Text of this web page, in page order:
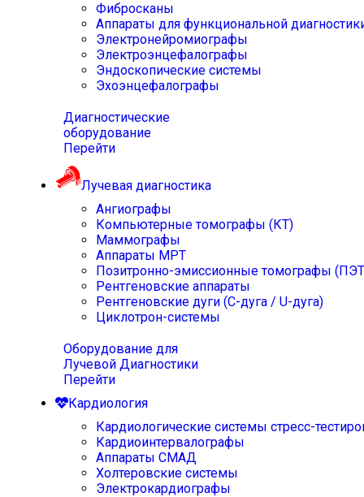
Фибросканы
Аппараты для функциональной
Электронейромиографы
Электроэнцефалографы
Эндоскопические системы
Эхоэнцефалографы
Диагностические
оборудование
Перейти
Лучевая диагностика
Ангиографы
Компьютерные томографы (КТ)
Маммографы
Аппараты МРТ
Позитронно-эмиссионные томографы
Рентгеновские аппараты
Рентгеновские дуги (С-дуга / U-дуга)
Циклотрон-системы
Оборудование для
Лучевой Диагностики
Перейти
Кардиология
Кардиологические системы стресс-
Кардиоинтервалографы
Аппараты СМАД
Холтеровские системы
Электрокардиографы